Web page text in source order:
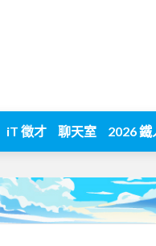
iT 徵才 聊天室 2026 鐵